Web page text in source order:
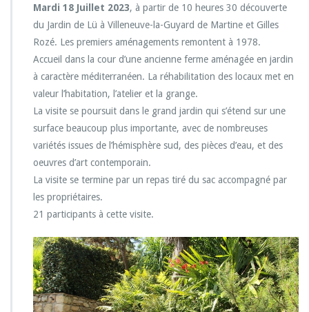
Mardi 18 Juillet 2023, à partir de 10 heures 30 découverte
du Jardin de Lü à Villeneuve-la-Guyard de Martine et Gilles
Rozé. Les premiers aménagements remontent à 1978.
Accueil dans la cour d’une ancienne ferme aménagée en jardin
à caractère méditerranéen. La réhabilitation des locaux met en
valeur l’habitation, l’atelier et la grange.
La visite se poursuit dans le grand jardin qui s’étend sur une
surface beaucoup plus importante, avec de nombreuses
variétés issues de l’hémisphère sud, des pièces d’eau, et des
oeuvres d’art contemporain.
La visite se termine par un repas tiré du sac accompagné par
les propriétaires.
21 participants à cette visite.